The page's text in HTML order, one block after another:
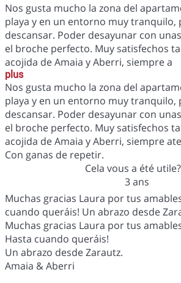
Nos gusta mucho la zona del
playa y en un entorno muy tranquilo,
descansar. Poder desayunar con
el broche perfecto. Muy satisfechos
acojida de Amaia y Aberri, siempre a
plus
Nos gusta mucho la zona del
playa y en un entorno muy tranquilo,
descansar. Poder desayunar con
el broche perfecto. Muy satisfechos
acojida de Amaia y Aberri, siempre
Con ganas de repetir.
Cela vous a été utile?
3 ans
Muchas gracias Laura por tus
cuando queráis! Un abrazo desde
Muchas gracias Laura por tus
Hasta cuando queráis!
Un abrazo desde Zarautz.
Amaia & Aberri